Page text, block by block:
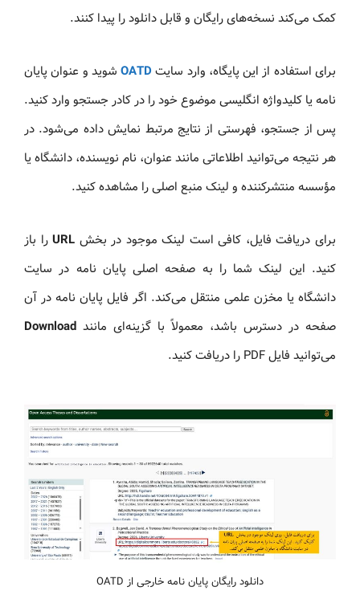
کمک می‌کند نسخه‌های رایگان و قابل دانلود را پیدا کنند.
برای استفاده از این پایگاه، وارد سایت OATDشوید و عنوان پایان
نامه یا کلیدواژه انگلیسی موضوع خود را در کادر جستجو وارد کنید.
پس از جستجو، فهرستی از نتایج مرتبط نمایش داده می‌شود. در
هر نتیجه می‌توانید اطلاعاتی مانند عنوان، نام نویسنده، دانشگاه یا
مؤسسه منتشرکننده و لینک منبع اصلی را مشاهده کنید.
برای دریافت فایل، کافی است لینک موجود در بخش URLرا باز
کنید. این لینک شما را به صفحه اصلی پایان نامه در سایت
دانشگاه یا مخزن علمی منتقل می‌کند. اگر فایل پایان نامه در آن
صفحه در دسترس باشد، معمولاً با گزینه‌ای مانند Download
می‌توانید فایل PDF را دریافت کنید.
دانلود رایگان پایان نامه خارجی از OATD